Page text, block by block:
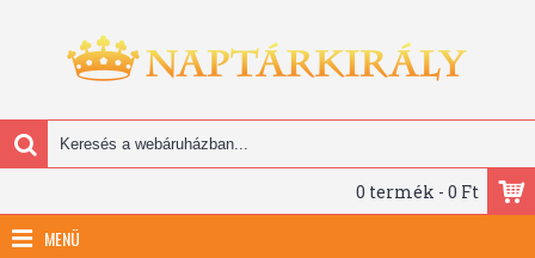
0 termék - 0 Ft
MENÜ